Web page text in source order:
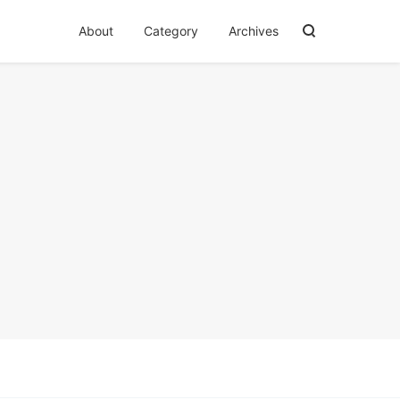
About Category Archives